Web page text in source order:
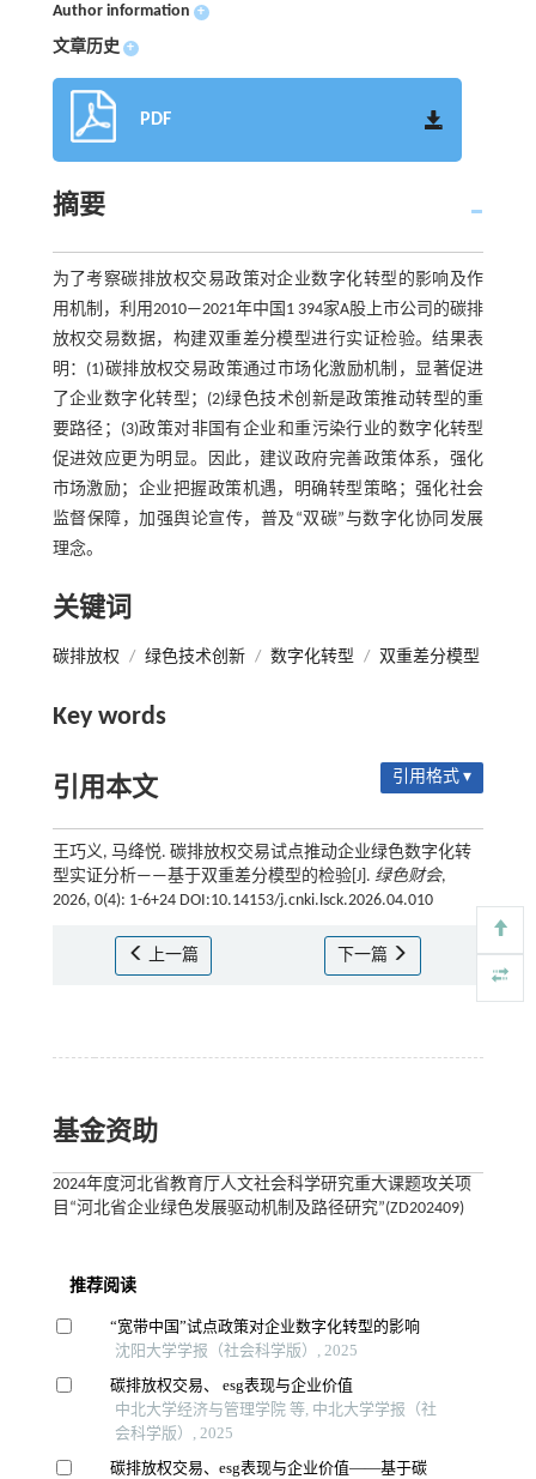
Author information +
文章历史 +
PDF
摘要
为了考察碳排放权交易政策对企业数字化转型的影响及作
用机制，利用2010—2021年中国1 394家A股上市公司的碳排
放权交易数据，构建双重差分模型进行实证检验。结果表
明：(1)碳排放权交易政策通过市场化激励机制，显著促进
了企业数字化转型；(2)绿色技术创新是政策推动转型的重
要路径；(3)政策对非国有企业和重污染行业的数字化转型
促进效应更为明显。因此，建议政府完善政策体系，强化
市场激励；企业把握政策机遇，明确转型策略；强化社会
监督保障，加强舆论宣传，普及“双碳”与数字化协同发展
理念。
关键词
碳排放权 / 绿色技术创新 / 数字化转型 / 双重差分模型
Key words
引用本文 引用格式 ▾
王巧义, 马绛悦. 碳排放权交易试点推动企业绿色数字化转
型实证分析——基于双重差分模型的检验[J]. 绿色财会,
2026, 0(4): 1-6+24 DOI:10.14153/j.cnki.lsck.2026.04.010
上一篇 下一篇
基金资助
2024年度河北省教育厅人文社会科学研究重大课题攻关项
目“河北省企业绿色发展驱动机制及路径研究”(ZD202409)